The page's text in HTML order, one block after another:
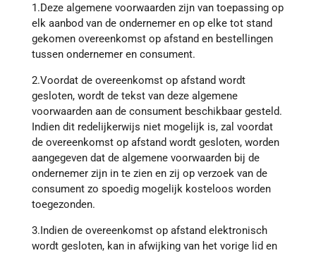
1.Deze algemene voorwaarden zijn van toepassing op
elk aanbod van de ondernemer en op elke tot stand
gekomen overeenkomst op afstand en bestellingen
tussen ondernemer en consument.
2.Voordat de overeenkomst op afstand wordt
gesloten, wordt de tekst van deze algemene
voorwaarden aan de consument beschikbaar gesteld.
Indien dit redelijkerwijs niet mogelijk is, zal voordat
de overeenkomst op afstand wordt gesloten, worden
aangegeven dat de algemene voorwaarden bij de
ondernemer zijn in te zien en zij op verzoek van de
consument zo spoedig mogelijk kosteloos worden
toegezonden.
3.Indien de overeenkomst op afstand elektronisch
wordt gesloten, kan in afwijking van het vorige lid en